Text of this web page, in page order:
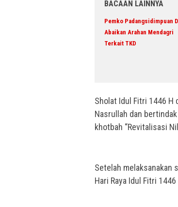
BACAAN LAINNYA
Pemko Padangsidimpuan
Abaikan Arahan Mendagri
Terkait TKD
Sholat Idul Fitri 1446 H
Nasrullah dan
khotbah “Revitalisasi
Setelah melaksanakan
Hari Raya Idul Fitri